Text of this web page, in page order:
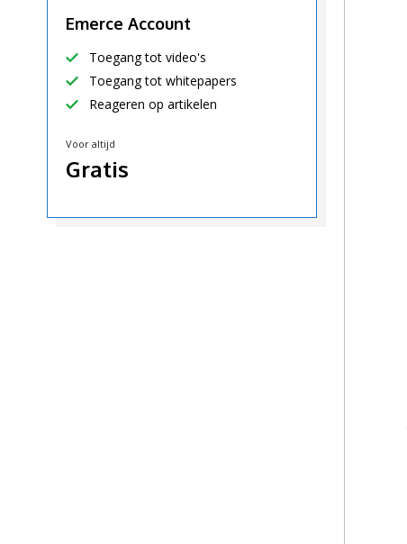
Emerce Account
Toegang tot video's
Toegang tot whitepapers
Reageren op artikelen
Voor altijd
Gratis